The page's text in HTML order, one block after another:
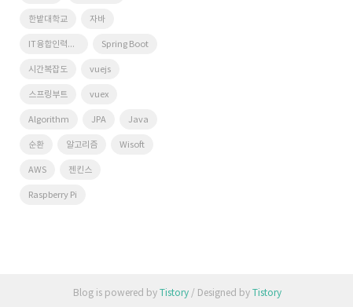
한밭대학교 자바
IT융합인력양성사업단 Spring Boot
시간복잡도 vuejs
스프링부트 vuex
Algorithm JPA Java
순환 알고리즘 Wisoft
AWS 젠킨스
Raspberry Pi
Blog is powered by Tistory/ Designed by Tistory